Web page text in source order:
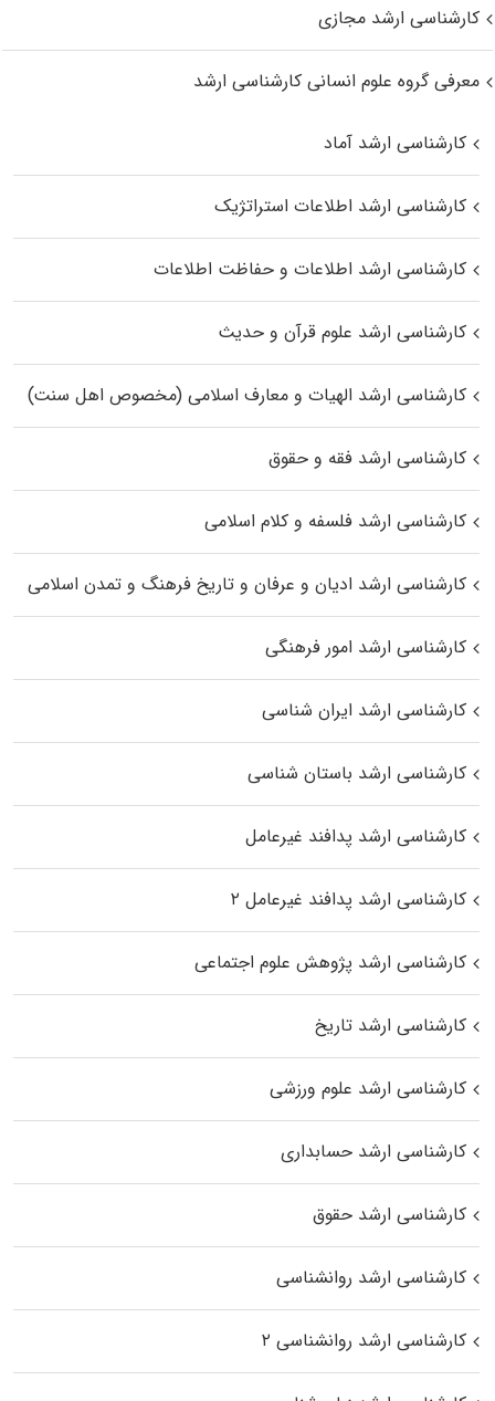
کارشناسی ارشد مجازی
معرفی گروه علوم انسانی کارشناسی ارشد
کارشناسی ارشد آماد
کارشناسی ارشد اطلاعات استراتژیک
کارشناسی ارشد اطلاعات و حفاظت اطلاعات
کارشناسی ارشد علوم قرآن و حدیث
کارشناسی ارشد الهیات و معارف اسلامی (مخصوص اهل سنت)
کارشناسی ارشد فقه و حقوق
کارشناسی ارشد فلسفه و کلام اسلامی
کارشناسی ارشد ادیان و عرفان و تاریخ فرهنگ و تمدن اسلامی
کارشناسی ارشد امور فرهنگی
کارشناسی ارشد ایران شناسی
کارشناسی ارشد باستان شناسی
کارشناسی ارشد پدافند غیرعامل
کارشناسی ارشد پدافند غیرعامل ۲
کارشناسی ارشد پژوهش علوم اجتماعی
کارشناسی ارشد تاریخ
کارشناسی ارشد علوم ورزشی
کارشناسی ارشد حسابداری
کارشناسی ارشد حقوق
کارشناسی ارشد روانشناسی
کارشناسی ارشد روانشناسی ۲